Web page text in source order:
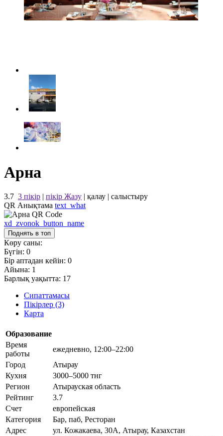
Арна
3.7 3 пікір | пікір Жазу | қалау | салыстыру
QR Анықтама text_what
xd_zvonok_button_name
Поднять в топ
Көру саны:
Бүгін: 0
Бір аптадан кейін: 0
Айына: 1
Барлық уақытта: 17
Сипаттамасы
Пікірлер (3)
Карта
Образование
Время
работы
ежедневно, 12:00–22:00
Город
Атырау
Кухня
3000–5000 тнг
Регион
Атырауская область
Рейтинг
3.7
Счет
европейская
Категория
Бар, паб, Ресторан
Адрес
ул. Кожакаева, 30А, Атырау, Казахстан